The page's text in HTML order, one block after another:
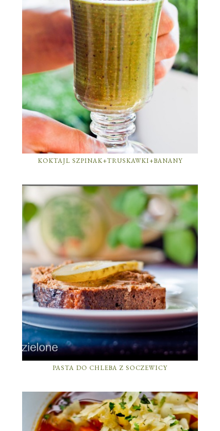
KOKTAJL SZPINAK+TRUSKAWKI+BANANY
PASTA DO CHLEBA Z SOCZEWICY